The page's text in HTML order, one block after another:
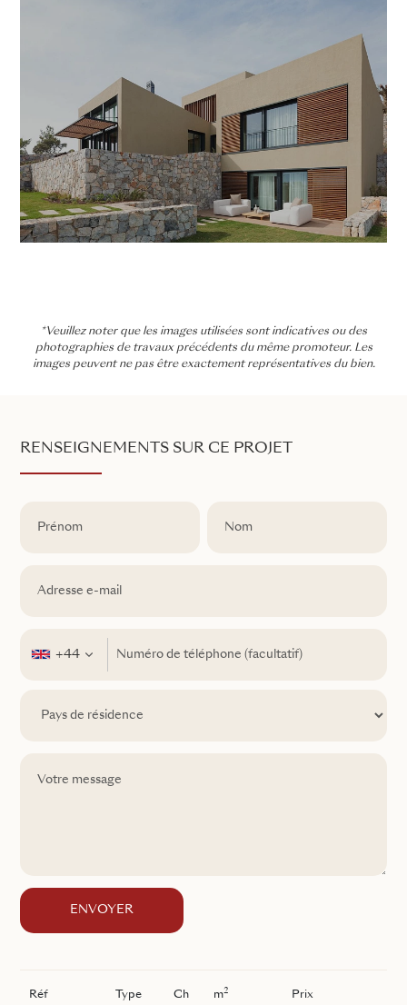
*Veuillez noter que les images utilisées sont indicatives ou des
photographies de travaux précédents du même promoteur. Les
images peuvent ne pas être exactement représentatives du bien.
RENSEIGNEMENTS SUR CE PROJET
+44
ENVOYER
Réf Type Ch m2 Prix